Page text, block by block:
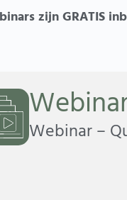
zijn GRATIS
Webinar –